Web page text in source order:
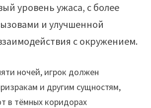
уровень ужаса, с более
и улучшенной
с окружением.
ночей, игрок должен
и другим сущностям,
в тёмных коридорах